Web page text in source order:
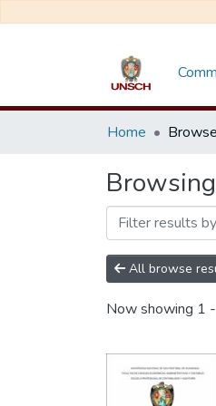
Home
All browse
Now showing 1